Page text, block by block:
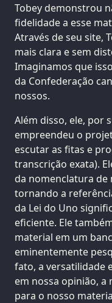
Tobey demonstrou
fidelidade a esse
Através de seu site,
mais clara e sem
Imaginamos que
da Confederação
nossos.
Além disso, ele, por
empreendeu o
escutar as fitas e
transcrição exata).
da nomenclatura de
tornando a
da Lei do Uno
eficiente. Ele
material em um
eminentemente
fato, a versatilidade
em nossa opinião,
para o nosso